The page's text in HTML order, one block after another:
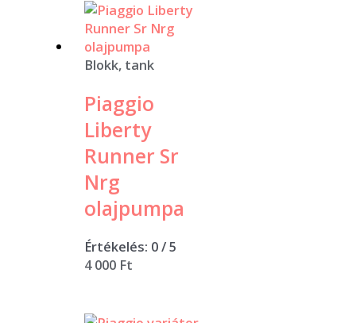
Blokk, tank
Piaggio
Liberty
Runner Sr
Nrg
olajpumpa
Értékelés: 0/ 5
4 000 Ft